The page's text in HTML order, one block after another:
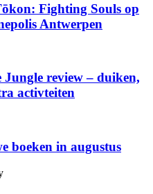
Fighting Souls op
Antwerpen
review – duiken,
activteiten
boeken in augustus